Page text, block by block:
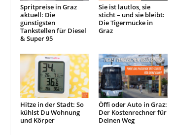
Spritpreise in Graz
aktuell: Die
günstigsten
Tankstellen für Diesel
& Super 95
Sie ist lautlos, sie
sticht – und sie bleibt:
Die Tigermücke in
Graz
Hitze in der Stadt: So
kühlst Du Wohnung
und Körper
Öffi oder Auto in Graz:
Der Kostenrechner für
Deinen Weg